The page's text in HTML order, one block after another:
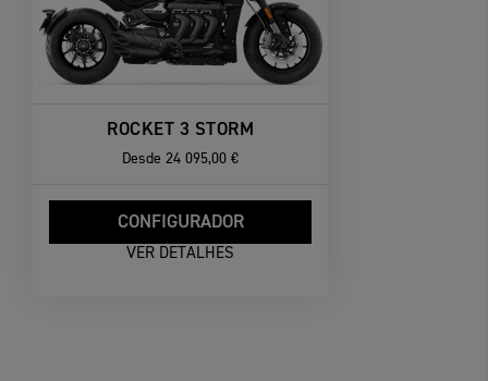
ROCKET 3 STORM
Desde 24 095,00 €
CONFIGURADOR
VER DETALHES